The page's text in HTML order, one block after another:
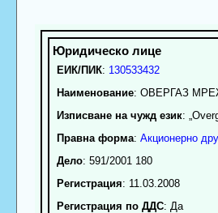
ЕИК/ПИК: 130533432
Наименование: ОВЕРГАЗ
Изписване на чужд език:
Правна форма: Акционерно
Дело: 591/2001 180
Регистрация: 11.03.2008
Регистрация по ДДС: Да